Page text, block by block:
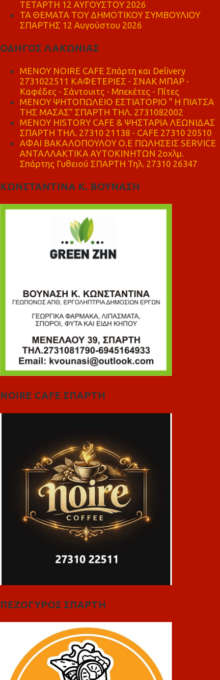
ΤΕΤΑΡΤΗ 12 ΑΥΓΟΥΣΤΟΥ 2026
ΤΑ ΘΕΜΑΤΑ ΤΟΥ ΔΗΜΟΤΙΚΟΥ ΣΥΜΒΟΥΛΙΟΥ
ΣΠΑΡΤΗΣ 12 Αυγούστου 2026
ΟΔΗΓΟΣ ΛΑΚΩΝΙΑΣ
MENOY NOIRE CAFE Σπάρτη και Delivery
2731022511 ΚΑΦΕΤΕΡΙΕΣ - ΣΝΑΚ ΜΠΑΡ -
Καφέδες - Σάντουιτς - Μπεκέτες - Πίτες
ΜΕΝΟΥ ΨΗΤΟΠΩΛΕΙΟ ΕΣΤΙΑΤΟΡΙΟ " Η ΠΙΑΤΣΑ
ΤΗΣ ΜΑΣΑΣ" ΣΠΑΡΤΗ ΤΗΛ. 2731082002
ΜΕΝΟΥ HISTORY CAFE & ΨΗΣΤΑΡΙΑ ΛΕΩΝΙΔΑΣ
ΣΠΑΡΤΗ ΤΗΛ. 27310 21138 - CAFE 27310 20510
ΑΦΑΙ ΒΑΚΑΛΟΠΟΥΛΟΥ Ο.Ε ΠΩΛΗΣΕΙΣ SERVICE
ΑΝΤΑΛΛΑΚΤΙΚΑ ΑΥΤΟΚΙΝΗΤΩΝ 2οχλμ.
Σπάρτης Γυθειού ΣΠΑΡΤΗ Τηλ. 27310 26347
ΚΩΝΣΤΑΝΤΙΝΑ Κ. ΒΟΥΝΑΣΗ
NOIRE CAFE ΣΠΑΡΤΗ
ΠΕΖΟΓΥΡΟΣ ΣΠΑΡΤΗ